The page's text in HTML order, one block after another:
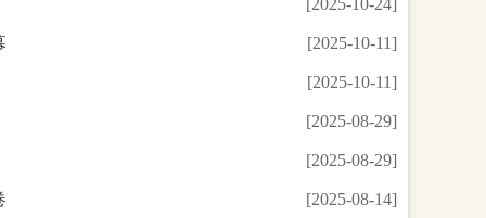
[2025-10-24]
[2025-10-11]
[2025-10-11]
[2025-08-29]
[2025-08-29]
[2025-08-14]